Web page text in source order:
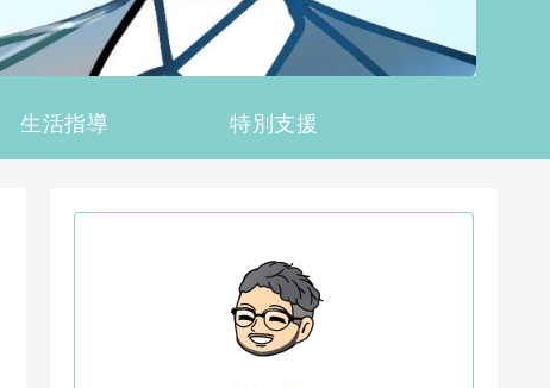
生活指導 特別支援